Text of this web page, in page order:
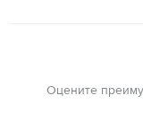
Оцените